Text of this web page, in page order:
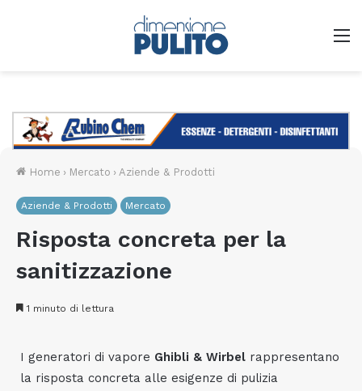
Home › Mercato › Aziende & Prodotti
Aziende & Prodotti Mercato
Risposta concreta per la
sanitizzazione
1 minuto di lettura
I generatori di vapore Ghibli & Wirbel rappresentano
la risposta concreta alle esigenze di pulizia